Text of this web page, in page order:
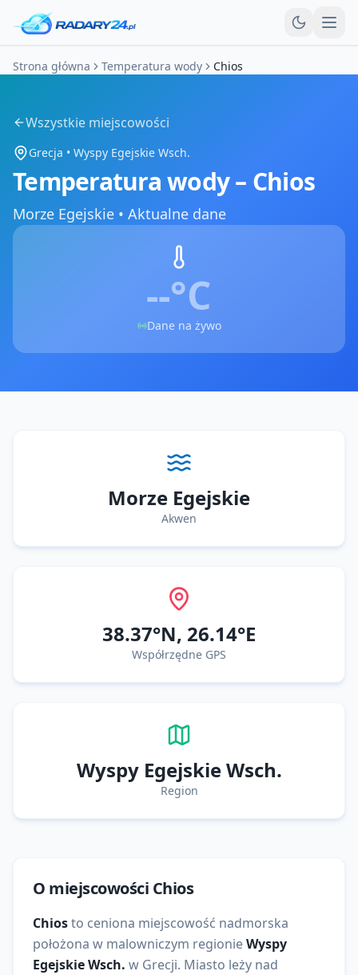
Strona główna Temperatura wody Chios
Wszystkie miejscowości
Grecja • Wyspy Egejskie Wsch.
Temperatura wody – Chios
Morze Egejskie • Aktualne dane
--°C
Dane na żywo
Morze Egejskie
Akwen
38.37°N, 26.14°E
Współrzędne GPS
Wyspy Egejskie Wsch.
Region
O miejscowości Chios
Chiosto ceniona miejscowość nadmorska
położona w malowniczym regionieWyspy
Egejskie Wsch. w Grecji. Miasto leży nad